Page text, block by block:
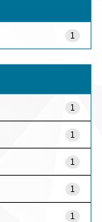
1
1
1
1
1
1